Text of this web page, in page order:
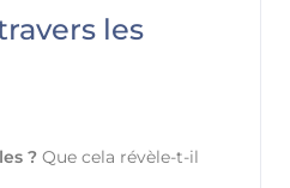
les
? Que cela révèle-t-il